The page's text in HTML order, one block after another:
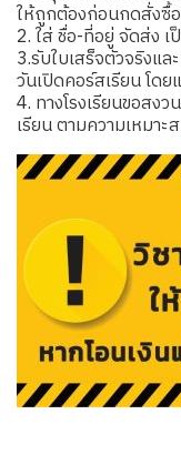
ให้ถูกต้องก่อนกดสั่งซื้อ
2. ใส่ ชื่อ-ที่อยู่ จัดส่ง เ
3.รับใบเสร็จตัวจริงแล
วันเปิดคอร์สเรียน โดย
4. ทางโรงเรียนขอสง
เรียน ตามความเหมาะ